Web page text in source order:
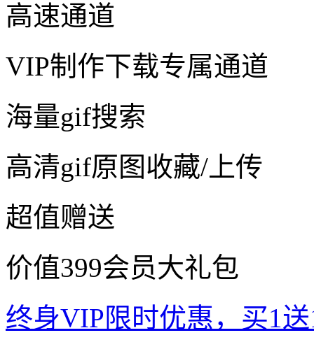
高速通道
VIP制作下载专属通道
海量gif搜索
高清gif原图收藏/上传
超值赠送
价值399会员大礼包
终身VIP限时优惠，买1